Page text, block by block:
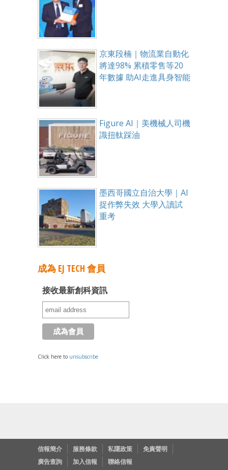
京東段楠｜物流業自動化
將達98% 累積零售等20
年數據 助AI走進具身智能
Figure AI｜美機械人司機
識扭軚踩油
墨西哥國立自治大學｜AI
捉作弊失效 大學入讀試
重考
成為 EJ TECH 會員
接收最新創科資訊
Click here to unsubscribe
信報簡介 服務條款 私隱政策
免責聲明
廣告查詢
加入信報 聯絡信報